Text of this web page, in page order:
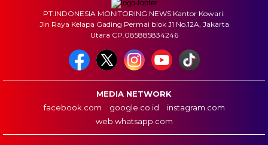
PT.INDONESIA MONITORING NEWS Kantor Kowari:
Jln Raya Kelapa Gading Permai blok J1 No.12A, Jakarta
Utara CP.085885834246
MEDIA NETWORK
facebook.com
google.co.id
instagram.com
web.whatsapp.com